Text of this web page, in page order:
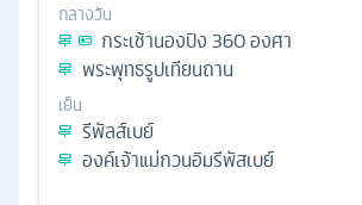
กลางวัน
กระเช้านองปิง 360 องศา
พระพุทธรูปเทียนถาน
เย็น
รีพัลส์เบย์
องค์เจ้าแม่กวนอิมรีพัสเบย์